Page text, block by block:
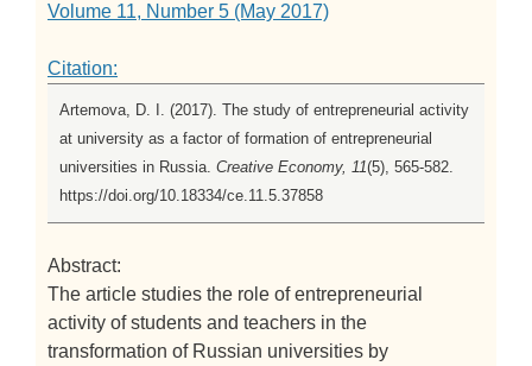
Volume 11, Number 5 (May 2017)
Citation:
Artemova, D. I. (2017). The study of entrepreneurial activity
at university as a factor of formation of entrepreneurial
universities in Russia. Creative Economy, 11(5), 565-582.
https://doi.org/10.18334/ce.11.5.37858
Abstract:
The article studies the role of entrepreneurial
activity of students and teachers in the
transformation of Russian universities by